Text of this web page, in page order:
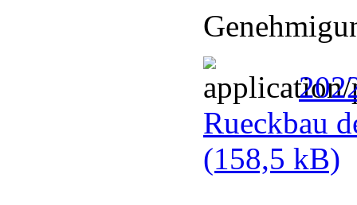
Rueckbau
(158,5 kB)